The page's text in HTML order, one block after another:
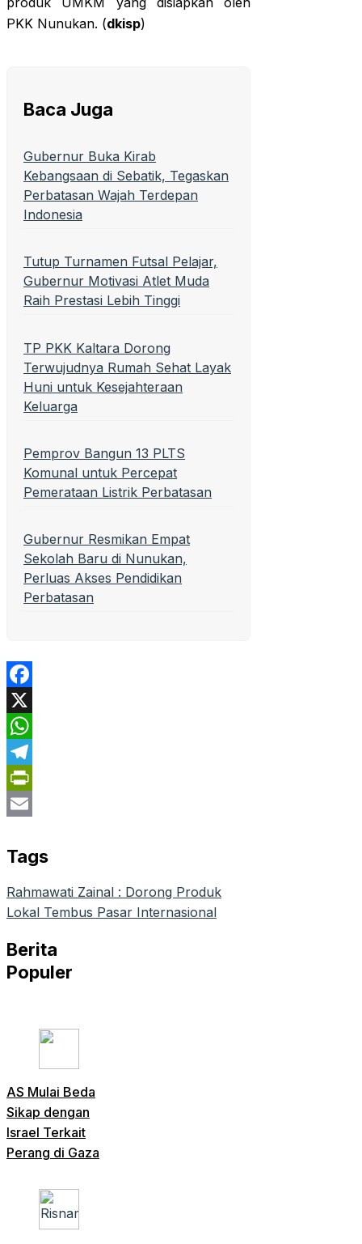
PKK Nunukan. (dkisp)
Baca Juga
Gubernur Buka Kirab
Kebangsaan di Sebatik, Tegaskan
Perbatasan Wajah Terdepan
Indonesia
Tutup Turnamen Futsal Pelajar,
Gubernur Motivasi Atlet Muda
Raih Prestasi Lebih Tinggi
TP PKK Kaltara Dorong
Terwujudnya Rumah Sehat Layak
Huni untuk Kesejahteraan
Keluarga
Pemprov Bangun 13 PLTS
Komunal untuk Percepat
Pemerataan Listrik Perbatasan
Gubernur Resmikan Empat
Sekolah Baru di Nunukan,
Perluas Akses Pendidikan
Perbatasan
Facebook
X
WhatsApp
Telegram
PrintFriendly
Tags
Rahmawati Zainal : Dorong Produk
Lokal Tembus Pasar Internasional
Berita
Populer
AS Mulai Beda
Sikap dengan
Israel Terkait
Perang di Gaza